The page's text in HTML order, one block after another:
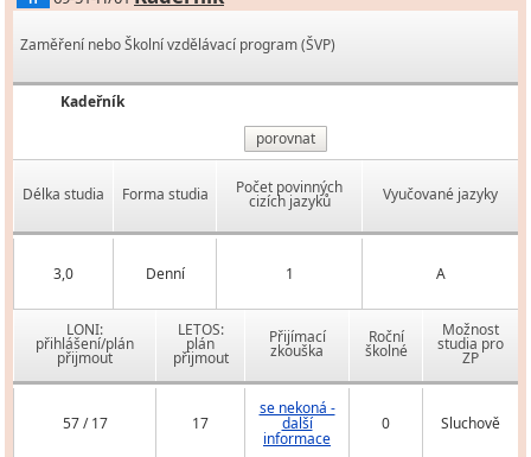
Zaměření nebo Školní vzdělávací program (ŠVP)
Kadeřník
porovnat
Délka studia Forma studia Počet povinných
cizích jazyků Vyučované jazyky
3,0 Denní 1 A
LONI:
přihlášení/plán
přijmout
LETOS:
plán
přijmout
Přijímací
zkouška
Roční
školné
Možnost
studia pro
ZP
57 / 17 17
se nekoná -
další
informace
0 Sluchově